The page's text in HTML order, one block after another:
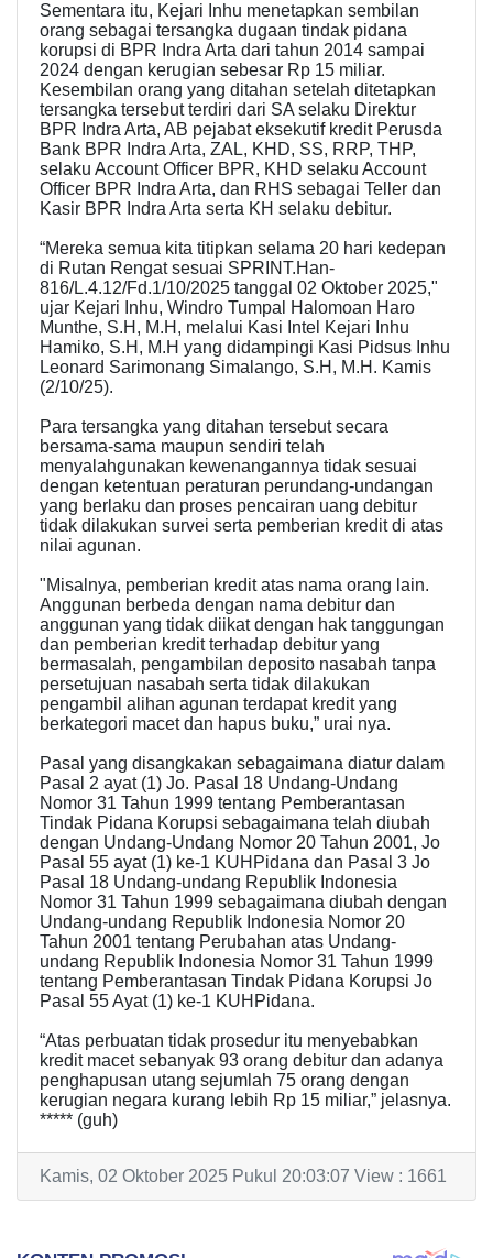
Sementara itu, Kejari Inhu menetapkan sembilan
orang sebagai tersangka dugaan tindak pidana
korupsi di BPR Indra Arta dari tahun 2014 sampai
2024 dengan kerugian sebesar Rp 15 miliar.
Kesembilan orang yang ditahan setelah ditetapkan
tersangka tersebut terdiri dari SA selaku Direktur
BPR Indra Arta, AB pejabat eksekutif kredit Perusda
Bank BPR Indra Arta, ZAL, KHD, SS, RRP, THP,
selaku Account Officer BPR, KHD selaku Account
Officer BPR Indra Arta, dan RHS sebagai Teller dan
Kasir BPR Indra Arta serta KH selaku debitur.
“Mereka semua kita titipkan selama 20 hari kedepan
di Rutan Rengat sesuai SPRINT.Han-
816/L.4.12/Fd.1/10/2025 tanggal 02 Oktober 2025,"
ujar Kejari Inhu, Windro Tumpal Halomoan Haro
Munthe, S.H, M.H, melalui Kasi Intel Kejari Inhu
Hamiko, S.H, M.H yang didampingi Kasi Pidsus Inhu
Leonard Sarimonang Simalango, S.H, M.H. Kamis
(2/10/25).
Para tersangka yang ditahan tersebut secara
bersama-sama maupun sendiri telah
menyalahgunakan kewenangannya tidak sesuai
dengan ketentuan peraturan perundang-undangan
yang berlaku dan proses pencairan uang debitur
tidak dilakukan survei serta pemberian kredit di atas
nilai agunan.
"Misalnya, pemberian kredit atas nama orang lain.
Anggunan berbeda dengan nama debitur dan
anggunan yang tidak diikat dengan hak tanggungan
dan pemberian kredit terhadap debitur yang
bermasalah, pengambilan deposito nasabah tanpa
persetujuan nasabah serta tidak dilakukan
pengambil alihan agunan terdapat kredit yang
berkategori macet dan hapus buku,” urai nya.
Pasal yang disangkakan sebagaimana diatur dalam
Pasal 2 ayat (1) Jo. Pasal 18 Undang-Undang
Nomor 31 Tahun 1999 tentang Pemberantasan
Tindak Pidana Korupsi sebagaimana telah diubah
dengan Undang-Undang Nomor 20 Tahun 2001, Jo
Pasal 55 ayat (1) ke-1 KUHPidana dan Pasal 3 Jo
Pasal 18 Undang-undang Republik Indonesia
Nomor 31 Tahun 1999 sebagaimana diubah dengan
Undang-undang Republik Indonesia Nomor 20
Tahun 2001 tentang Perubahan atas Undang-
undang Republik Indonesia Nomor 31 Tahun 1999
tentang Pemberantasan Tindak Pidana Korupsi Jo
Pasal 55 Ayat (1) ke-1 KUHPidana.
“Atas perbuatan tidak prosedur itu menyebabkan
kredit macet sebanyak 93 orang debitur dan adanya
penghapusan utang sejumlah 75 orang dengan
kerugian negara kurang lebih Rp 15 miliar,” jelasnya.
***** (guh)
Kamis, 02 Oktober 2025 Pukul 20:03:07 View : 1661